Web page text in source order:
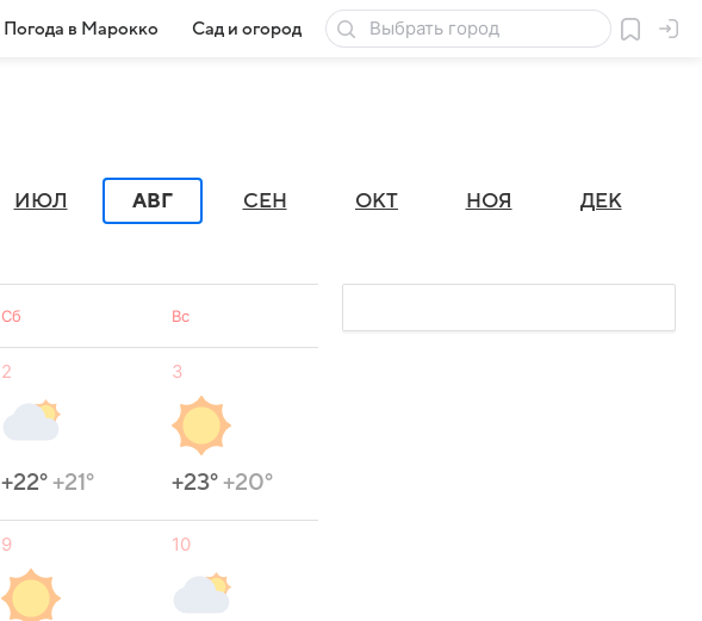
Погода в Марокко Сад и огород Товары для дачи
ИЮЛ АВГ СЕН ОКТ НОЯ ДЕК
Сб Вс
2
+22°+21°
3
+23°+20°
9 10